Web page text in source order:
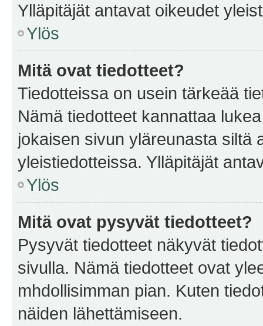
Ylläpitäjät antavat oikeudet
Ylös
Mitä ovat tiedotteet?
Tiedotteissa on usein tärkeää
Nämä tiedotteet kannattaa
jokaisen sivun yläreunasta siltä
yleistiedotteissa. Ylläpitäjät
Ylös
Mitä ovat pysyvät tiedotteet?
Pysyvät tiedotteet näkyvät
sivulla. Nämä tiedotteet ovat
mhdollisimman pian. Kuten
näiden lähettämiseen.